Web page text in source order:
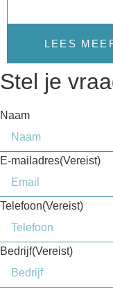
LEES
Stel je
Naam
E-mailadres(Vereist)
Telefoon(Vereist)
Bedrijf(Vereist)